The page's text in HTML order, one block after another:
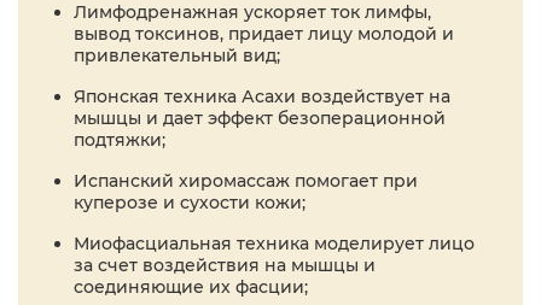
Лимфодренажная ускоряет ток лимфы,
вывод токсинов, придает лицу молодой и
привлекательный вид;
Японская техника Асахи воздействует на
мышцы и дает эффект безоперационной
подтяжки;
Испанский хиромассаж помогает при
куперозе и сухости кожи;
Миофасциальная техника моделирует лицо
за счет воздействия на мышцы и
соединяющие их фасции;